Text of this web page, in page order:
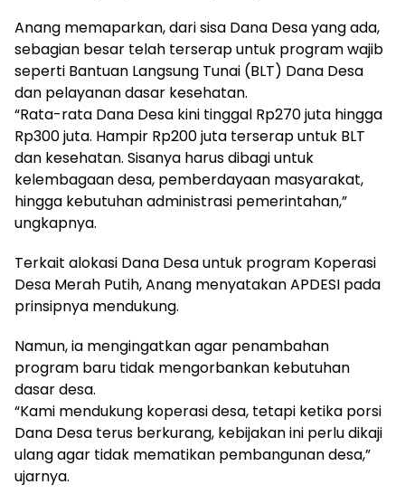
Anang memaparkan, dari sisa Dana Desa yang ada,
sebagian besar telah terserap untuk program wajib
seperti Bantuan Langsung Tunai (BLT) Dana Desa
dan pelayanan dasar kesehatan.
“Rata-rata Dana Desa kini tinggal Rp270 juta hingga
Rp300 juta. Hampir Rp200 juta terserap untuk BLT
dan kesehatan. Sisanya harus dibagi untuk
kelembagaan desa, pemberdayaan masyarakat,
hingga kebutuhan administrasi pemerintahan,”
ungkapnya.
Terkait alokasi Dana Desa untuk program Koperasi
Desa Merah Putih, Anang menyatakan APDESI pada
prinsipnya mendukung.
Namun, ia mengingatkan agar penambahan
program baru tidak mengorbankan kebutuhan
dasar desa.
“Kami mendukung koperasi desa, tetapi ketika porsi
Dana Desa terus berkurang, kebijakan ini perlu dikaji
ulang agar tidak mematikan pembangunan desa,”
ujarnya.